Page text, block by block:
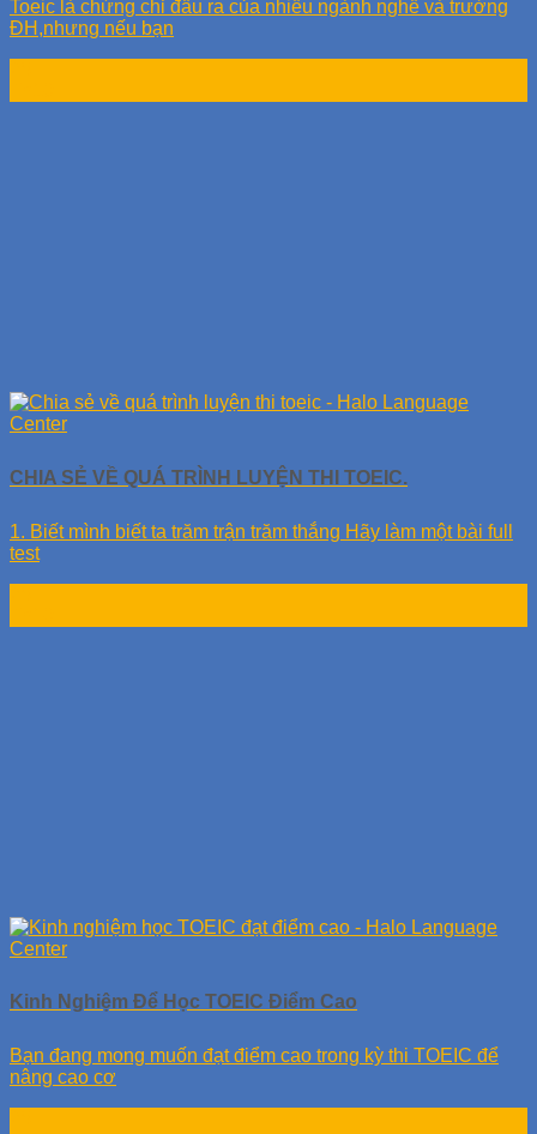
Toeic là chứng chỉ đầu ra của nhiều ngành nghề và trường
ĐH,nhưng nếu bạn
CHIA SẺ VỀ QUÁ TRÌNH LUYỆN THI TOEIC.
1. Biết mình biết ta trăm trận trăm thắng Hãy làm một bài full
test
Kinh Nghiệm Để Học TOEIC Điểm Cao
Bạn đang mong muốn đạt điểm cao trong kỳ thi TOEIC để
nâng cao cơ